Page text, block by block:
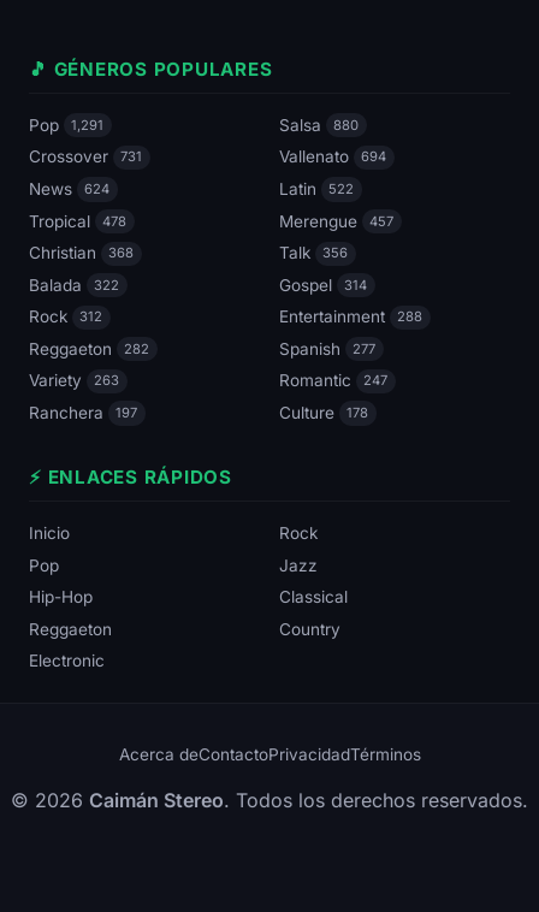
🎵 GÉNEROS POPULARES
Pop 1,291 Salsa 880
Crossover 731 Vallenato 694
News 624 Latin 522
Tropical 478 Merengue 457
Christian 368 Talk 356
Balada 322 Gospel 314
Rock 312 Entertainment 288
Reggaeton 282 Spanish 277
Variety 263 Romantic 247
Ranchera 197 Culture 178
⚡ ENLACES RÁPIDOS
Inicio
Rock
Pop
Jazz
Hip-Hop
Classical
Reggaeton
Country
Electronic
Acerca deContactoPrivacidadTérminos
© 2026 Caimán Stereo. Todos los derechos reservados.